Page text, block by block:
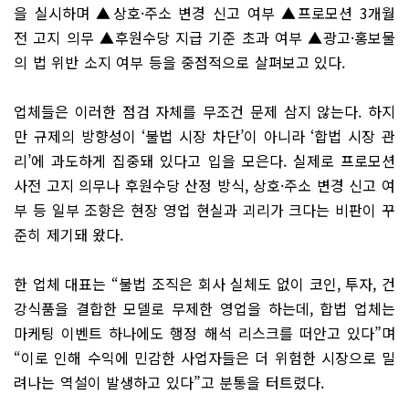
을 실시하며 ▲상호·주소 변경 신고 여부 ▲프로모션 3개월
전 고지 의무 ▲후원수당 지급 기준 초과 여부 ▲광고·홍보물
의 법 위반 소지 여부 등을 중점적으로 살펴보고 있다.
업체들은 이러한 점검 자체를 무조건 문제 삼지 않는다. 하지
만 규제의 방향성이 ‘불법 시장 차단’이 아니라 ‘합법 시장 관
리’에 과도하게 집중돼 있다고 입을 모은다. 실제로 프로모션
사전 고지 의무나 후원수당 산정 방식, 상호·주소 변경 신고 여
부 등 일부 조항은 현장 영업 현실과 괴리가 크다는 비판이 꾸
준히 제기돼 왔다.
한 업체 대표는 “불법 조직은 회사 실체도 없이 코인, 투자, 건
강식품을 결합한 모델로 무제한 영업을 하는데, 합법 업체는
마케팅 이벤트 하나에도 행정 해석 리스크를 떠안고 있다”며
“이로 인해 수익에 민감한 사업자들은 더 위험한 시장으로 밀
려나는 역설이 발생하고 있다”고 분통을 터트렸다.